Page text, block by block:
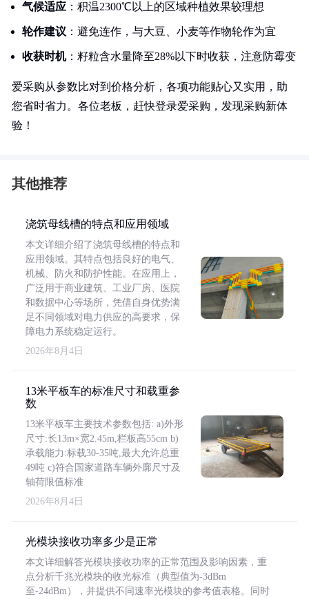
气候适应 ：积温2300℃以上的区域种植效果较理想
轮作建议 ：避免连作，与大豆、小麦等作物轮作为宜
收获时机：籽粒含水量降至28%以下时收获，注意防霉变
爱采购从参数比对到价格分析，各项功能贴心又实用，助
您省时省力。各位老板，赶快登录爱采购，发现采购新体
验！
其他推荐
浇筑母线槽的特点和应用领域
本文详细介绍了浇筑母线槽的特点和
应用领域。其特点包括良好的电气、
机械、防火和防护性能。在应用上，
广泛用于商业建筑、工业厂房、医院
和数据中心等场所，凭借自身优势满
足不同领域对电力供应的高要求，保
障电力系统稳定运行。
2026年8月4日
13米平板车的标准尺寸和载重参
数
13米平板车主要技术参数包括: a)外形
尺寸:长13m×宽2.45m,栏板高55cm b)
承载能力:标载30-35吨,最大允许总重
49吨 c)符合国家道路车辆外廓尺寸及
轴荷限值标准
2026年8月4日
光模块接收功率多少是正常
本文详细解答光模块接收功率的正常范围及影响因素，重
点分析千兆光模块的收光标准（典型值为-3dBm
至-24dBm），并提供不同速率光模块的参考值表格。同时